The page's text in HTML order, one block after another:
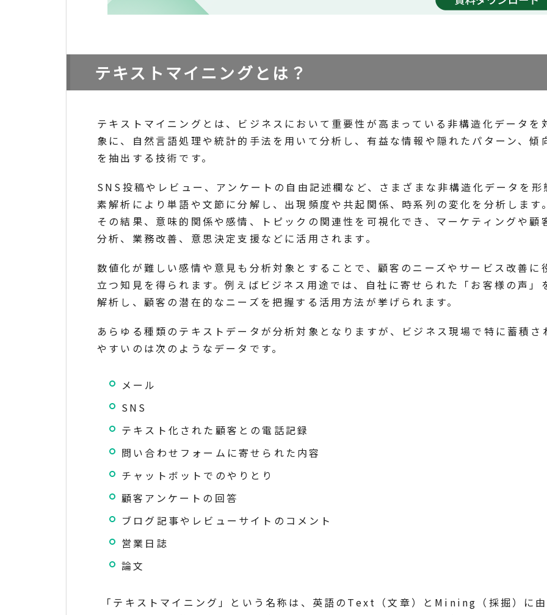
テキストマイニングとは？
テキストマイニングとは、ビジネスにおいて重要性が高まっている非構造化データを
象に、自然言語処理や統計的手法を用いて分析し、有益な情報や隠れたパターン、傾
を抽出する技術です。
SNS投稿やレビュー、アンケートの自由記述欄など、さまざまな非構造化データを形
素解析により単語や文節に分解し、出現頻度や共起関係、時系列の変化を分析します。
その結果、意味的関係や感情、トピックの関連性を可視化でき、マーケティングや顧
分析、業務改善、意思決定支援などに活用されます。
数値化が難しい感情や意見も分析対象とすることで、顧客のニーズやサービス改善に
立つ知見を得られます。例えばビジネス用途では、自社に寄せられた「お客様の声」
解析し、顧客の潜在的なニーズを把握する活用方法が挙げられます。
あらゆる種類のテキストデータが分析対象となりますが、ビジネス現場で特に蓄積さ
やすいのは次のようなデータです。
メール
SNS
テキスト化された顧客との電話記録
問い合わせフォームに寄せられた内容
チャットボットでのやりとり
顧客アンケートの回答
ブログ記事やレビューサイトのコメント
営業日誌
論文
「テキストマイニング」という名称は、英語のText（文章）とMining（採掘）に